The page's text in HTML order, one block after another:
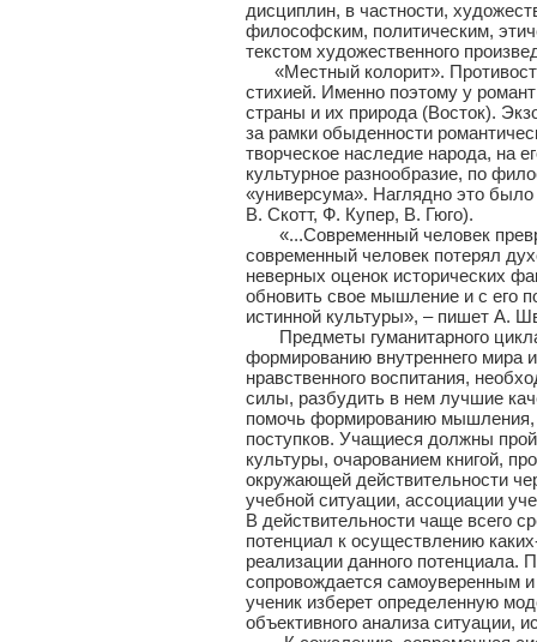
дисциплин, в частности,
философским, политическим,
текстом художественного
«Местный колорит».
стихией. Именно поэтому у
страны и их природа (Восток).
за рамки обыденности
творческое наследие народа, на
культурное разнообразие, по
«универсума». Наглядно это было
В. Скотт, Ф. Купер, В. Гюго).
«...Современный человек
современный человек потерял
неверных оценок исторических
обновить свое мышление и с его
истинной культуры», – пишет А.
Предметы гуманитарного цикла
формированию внутреннего мира
нравственного воспитания,
силы, разбудить в нем лучшие
помочь формированию мышления,
поступков. Учащиеся должны
культуры, очарованием книгой,
окружающей действительности
учебной ситуации, ассоциации
В действительности чаще всего
потенциал к осуществлению
реализации данного потенциала.
сопровождается самоуверенным
ученик изберет определенную
объективного анализа ситуации,